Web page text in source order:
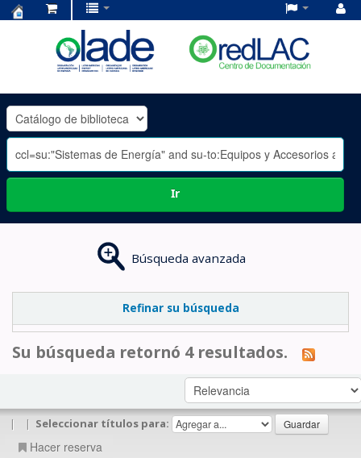
OLADE
-
Ir
Búsqueda avanzada
Refinar su búsqueda
Su búsqueda retornó 4 resultados.
| | Seleccionar títulos para:
Hacer reserva